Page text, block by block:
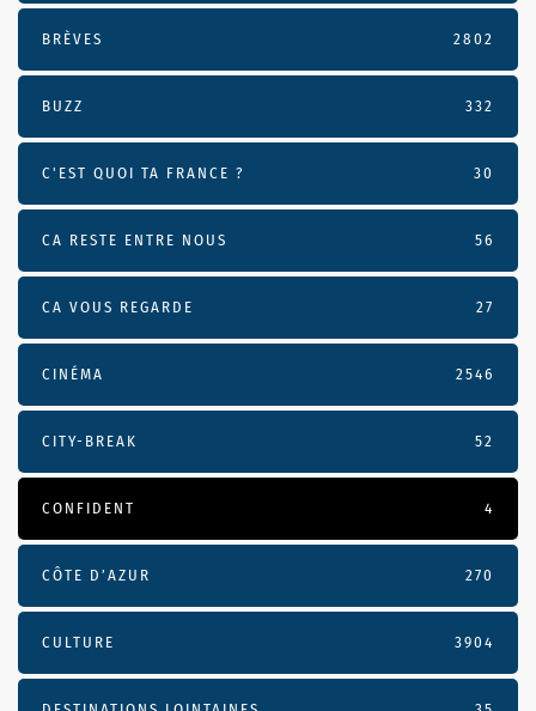
BRÈVES 2802
BUZZ 332
C'EST QUOI TA FRANCE ? 30
CA RESTE ENTRE NOUS 56
CA VOUS REGARDE 27
CINÉMA 2546
CITY-BREAK 52
CONFIDENT 4
CÔTE D’AZUR 270
CULTURE 3904